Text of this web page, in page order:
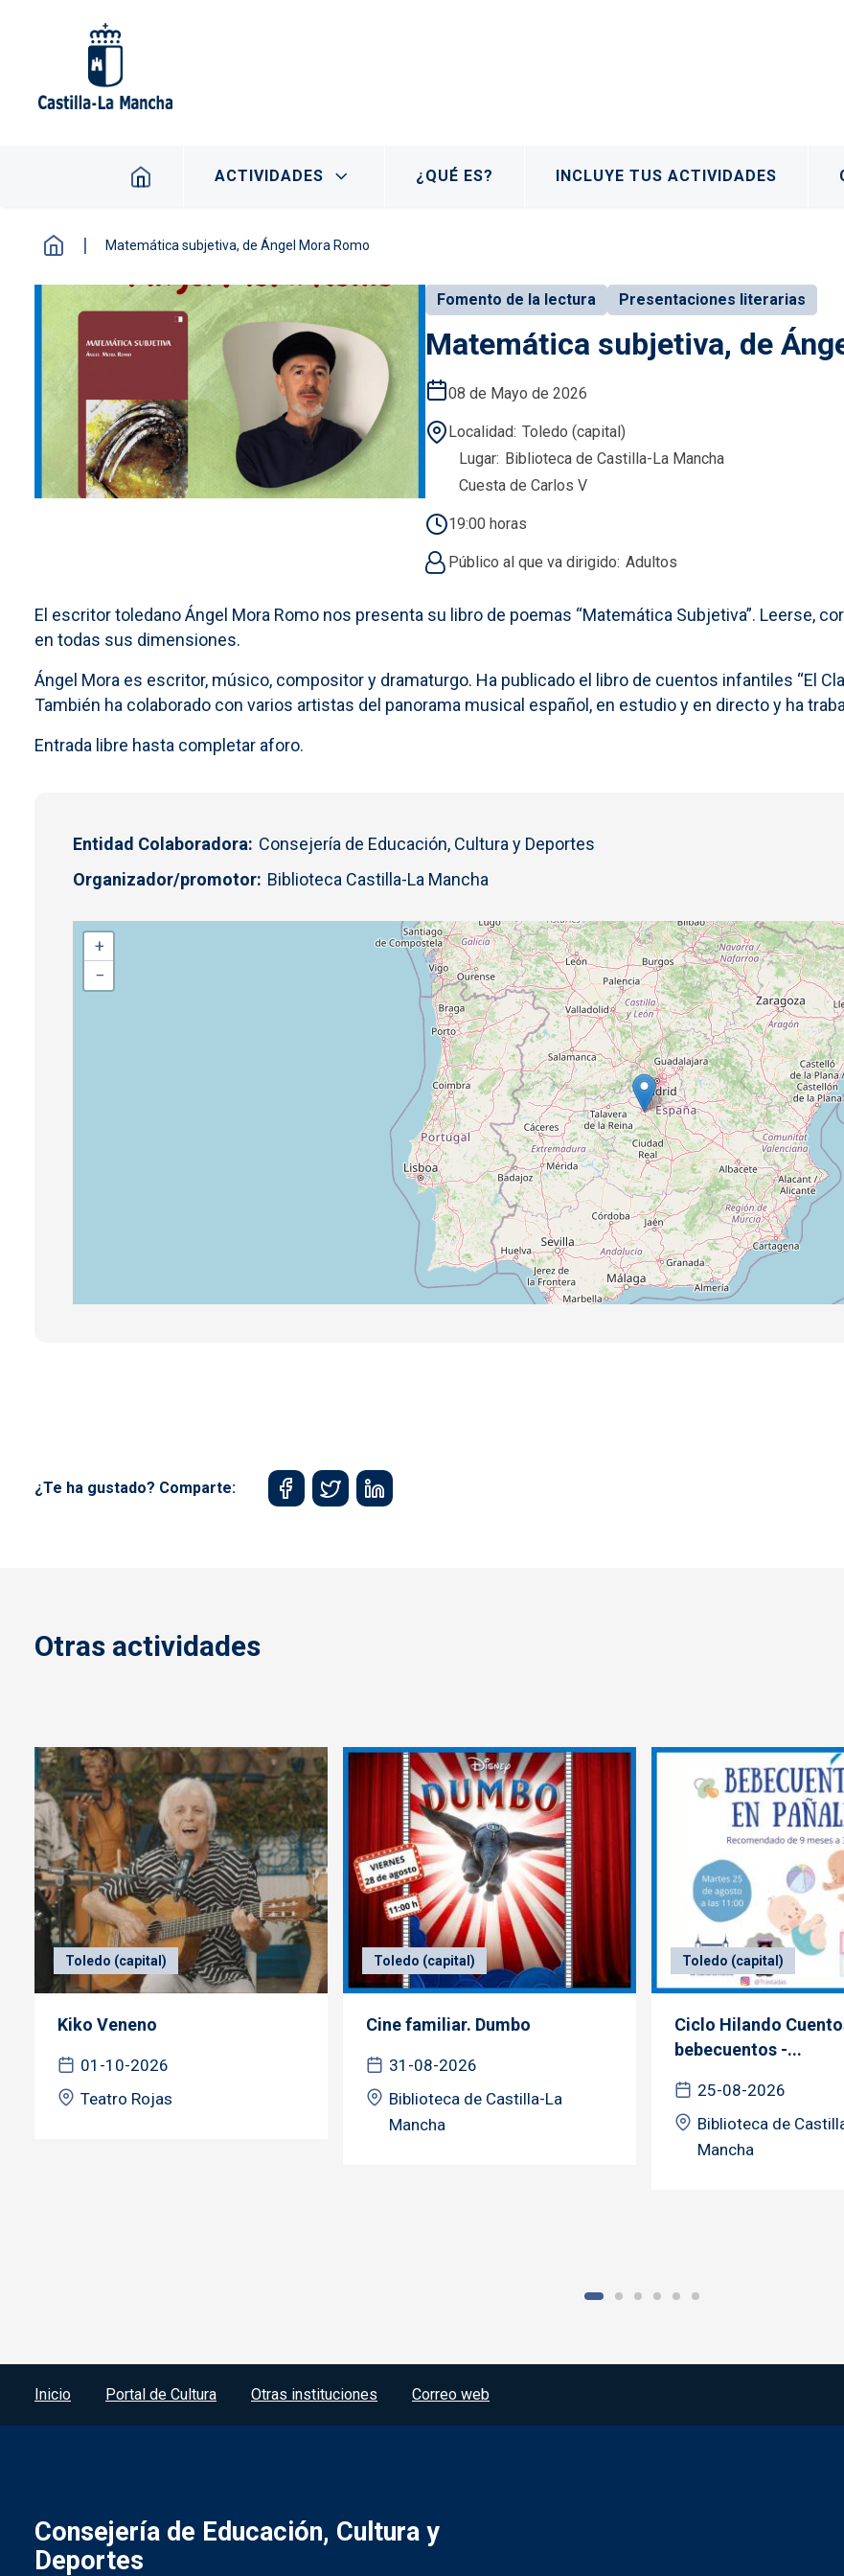
Navegación principal
ACTIVIDADES ¿QUÉ ES? INCLUYE TUS ACTIVIDADES
Matemática subjetiva, de Ángel Mora Romo
Fomento de la lectura Presentaciones literarias
Matemática subjetiva, de
08 de Mayo de 2026
Localidad Toledo (capital)
Lugar Biblioteca de Castilla-La Mancha
Cuesta de Carlos V
19:00 horas
Público al que va dirigido Adultos
El escritor toledano Ángel Mora Romo nos presenta su libro de poemas “Matemática Subjetiva”. Leerse,
en todas sus dimensiones.
Ángel Mora es escritor, músico, compositor y dramaturgo. Ha publicado el libro de cuentos infantiles “El
También ha colaborado con varios artistas del panorama musical español, en estudio y en directo y ha
Entrada libre hasta completar aforo.
Entidad Colaboradora
Consejería de Educación, Cultura y Deportes
Organizador/promotor Biblioteca Castilla-La Mancha
+
−
¿Te ha gustado? Comparte:
Otras actividades
Toledo (capital)
Kiko Veneno
01-10-2026
Teatro Rojas
Toledo (capital)
Cine familiar. Dumbo
31-08-2026
Biblioteca de Castilla-La
Mancha
Toledo (capital)
Ciclo Hilando
bebecuentos -...
25-08-2026
Biblioteca de
Mancha
Menú del pie
Inicio Portal de Cultura Otras instituciones Correo web
Consejería de Educación, Cultura y
Deportes